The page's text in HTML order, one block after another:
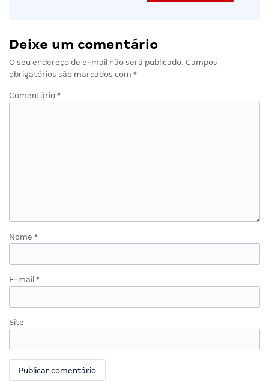
Deixe um comentário
O seu endereço de e-mail não será publicado. Campos
obrigatórios são marcados com *
Comentário *
Nome *
E-mail *
Site